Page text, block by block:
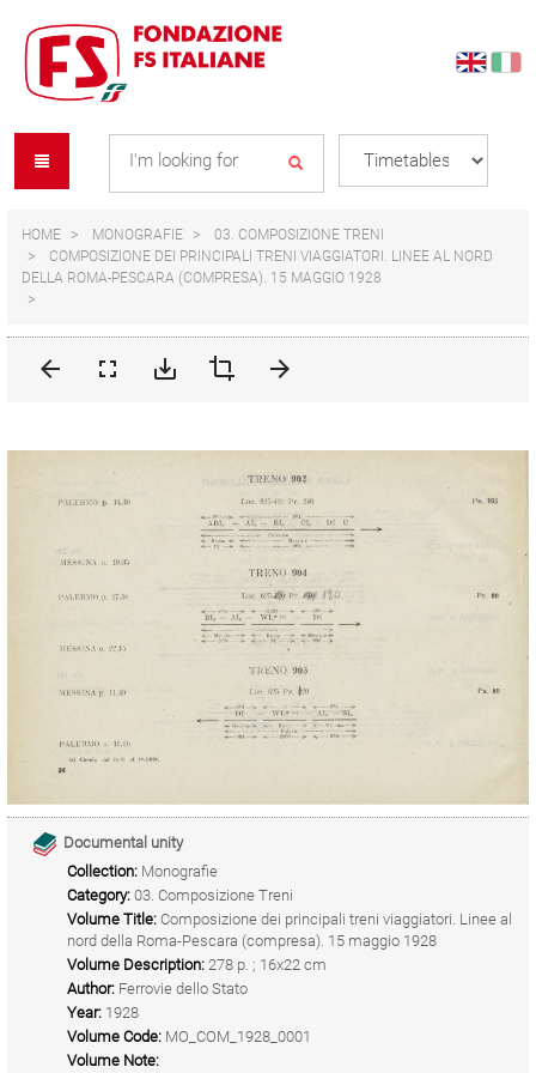
content
navigation
menu
HOME MONOGRAFIE
03. COMPOSIZIONE TRENI
COMPOSIZIONE DEI PRINCIPALI TRENI VIAGGIATORI. LINEE AL NORD
DELLA ROMA-PESCARA (COMPRESA). 15 MAGGIO 1928
Documental unity
Collection: Monografie
Category: 03. Composizione Treni
Volume Title: Composizione dei principali treni viaggiatori. Linee al
nord della Roma-Pescara (compresa). 15 maggio 1928
Volume Description: 278 p. ; 16x22 cm
Author: Ferrovie dello Stato
Year: 1928
Volume Code: MO_COM_1928_0001
Volume Note: